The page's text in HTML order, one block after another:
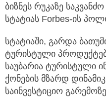
ბიზნეს რუკაზე
სტატიას Forbes-ის
სტატიაში, გარდა
ტურისტული
საუბარია ტურისტული
ქონების მზარდ
საინვესტიციო